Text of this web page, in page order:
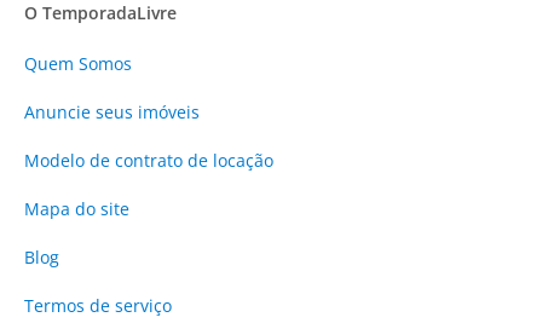
O TemporadaLivre
Quem Somos
Anuncie seus imóveis
Modelo de contrato de locação
Mapa do site
Blog
Termos de serviço